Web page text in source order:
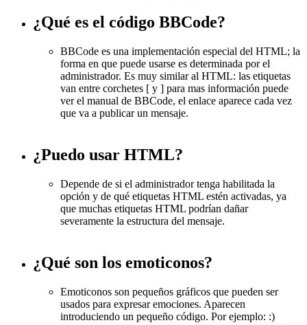
¿Qué es el código BBCode?
BBCode es una implementación especial del HTML; la
forma en que puede usarse es determinada por el
administrador. Es muy similar al HTML: las etiquetas
van entre corchetes [ y ] para mas información puede
ver el manual de BBCode, el enlace aparece cada vez
que va a publicar un mensaje.
¿Puedo usar HTML?
Depende de si el administrador tenga habilitada la
opción y de qué etiquetas HTML estén activadas, ya
que muchas etiquetas HTML podrían dañar
severamente la estructura del mensaje.
¿Qué son los emoticonos?
Emoticonos son pequeños gráficos que pueden ser
usados para expresar emociones. Aparecen
introduciendo un pequeño código. Por ejemplo: :)